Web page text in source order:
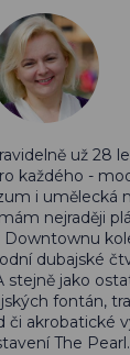
už 28
každého -
i umělecká
nejraději
Downtownu
dubajské
stejně jako
fontán,
či akrobatické
The Pearl.